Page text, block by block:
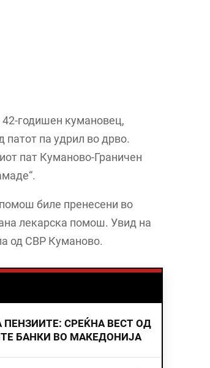
годишен кумановец,
патот па удрил во дрво.
пат Куманово-Граничен
биле пренесени во
лекарска помош. Увид на
од СВР Куманово.
ПЕНЗИИТЕ: СРЕЌНА ВЕСТ ОД
БАНКИ ВО МАКЕДОНИЈА